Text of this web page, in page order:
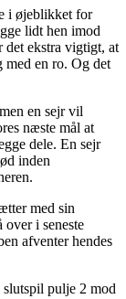
i øjeblikket for
lidt hen imod
det ekstra vigtigt, at
med en ro. Og det
en sejr vil
næste mål at
dele. En sejr
inden
med sin
over i seneste
afventer hendes
pulje 2 mod